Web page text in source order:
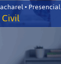
• Presencial